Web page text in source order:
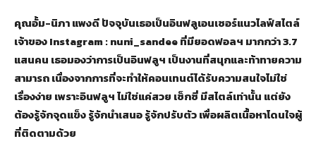
คุณอั้ม-นิภา แพงดี ปัจจุบันเธอเป็นอินฟลูเอนเซอร์แนวไลฟ์สไตล์
เจ้าของInstagram : nuni_sandeeที่มียอดฟอลฯ มากกว่า 3.7
แสนคน เธอมองว่าการเป็นอินฟลูฯ เป็นงานที่สนุกและท้าทายความ
สามารถ เนื่องจากการที่จะทำให้คอนเทนต์ได้รับความสนใจไม่ใช่
เรื่องง่าย เพราะอินฟลูฯ ไม่ใช่แค่สวย เซ็กซี่ มีสไตล์เท่านั้น แต่ยัง
ต้องรู้จักจุดแข็ง รู้จักนำเสนอ รู้จักปรับตัว เพื่อผลิตเนื้อหาโดนใจผู้
ที่ติดตามด้วย